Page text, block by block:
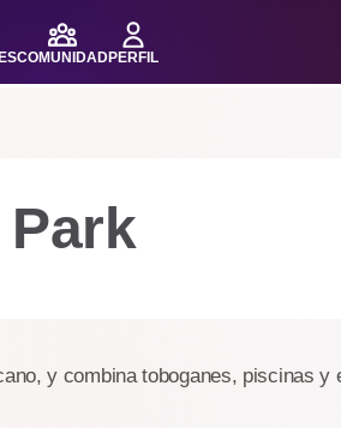
COMUNIDADPERFIL
y combina toboganes, piscinas y